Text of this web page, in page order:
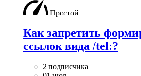
Простой
Как запретить
ссылок вида /tel:?
2 подписчика